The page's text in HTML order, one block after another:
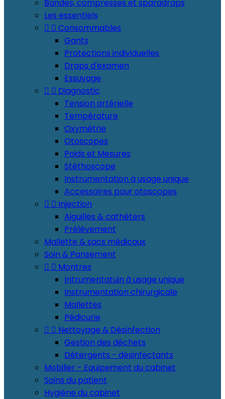
Bandes, compresses et sparadraps
Les essentiels
  Consommables
Gants
Protections individuelles
Draps d'examen
Essuyage
  Diagnostic
Tension artérielle
Température
Oxymétrie
Otoscopes
Poids et Mesures
Stéthoscope
Instrumentation à usage unique
Accessoires pour otoscopes
  Injection
Aiguilles & cathéters
Prélèvement
Mallette & sacs médicaux
Soin & Pansement
  Montres
Intrumentatuin à usage unique
Instrumentation chirurgicale
Mallettes
Pédicurie
  Nettoyage & Désinfection
Gestion des déchets
Détergents - désinfectants
Mobilier - Equipement du cabinet
Soins du patient
Hygiène du cabinet